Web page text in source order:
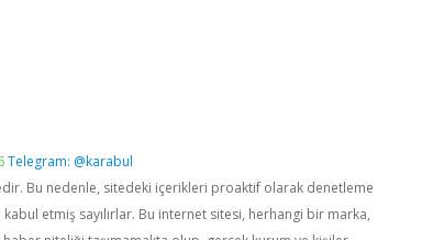
Telegram: @karabul
Bu nedenle, sitedeki içerikleri proaktif olarak denetleme
etmiş sayılırlar. Bu internet sitesi, herhangi bir marka,